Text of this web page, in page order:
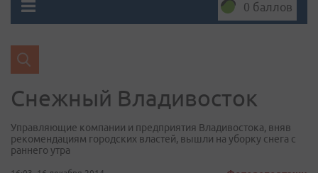
0 баллов
Снежный Владивосток
Управляющие компании и предприятия Владивостока, вняв
рекомендациям городских властей, вышли на уборку снега с
раннего утра